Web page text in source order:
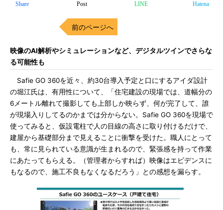
Share Post LINE Hatena
前のページへ
映像のAI解析やシミュレーションなど、デジタルツインでさらな
る可能性も
Safie GO 360を近々、約30台導入予定と口にするアイダ設計
の堀江氏は、有用性について、「住宅建設の現場では、道幅分の
6メートル離れて撮影しても上部しか映らず、何が完了して、誰
が現場入りしてるのかまでは分からない。Safie GO 360を現場で
使ってみると、仮設電柱で人の目線の高さに取り付けるだけで、
建屋から基礎部分まで見えることに衝撃を受けた。職人にとって
も、常に見られている意識が生まれるので、緊張感を持って作業
にあたってもらえる。（管理者からすれば）映像はエビデンスに
もなるので、施工不良もなくなるだろう」との感想を漏らす。